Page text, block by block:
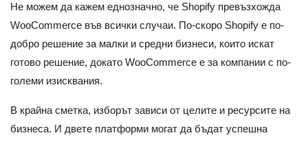
Не можем да кажем еднозначно, че Shopify превъзхожда
WooCommerce във всички случаи. По-скоро Shopify е по-
добро решение за малки и средни бизнеси, които искат
готово решение, докато WooCommerce е за компании с по-
големи изисквания.
В крайна сметка, изборът зависи от целите и ресурсите на
бизнеса. И двете платформи могат да бъдат успешна